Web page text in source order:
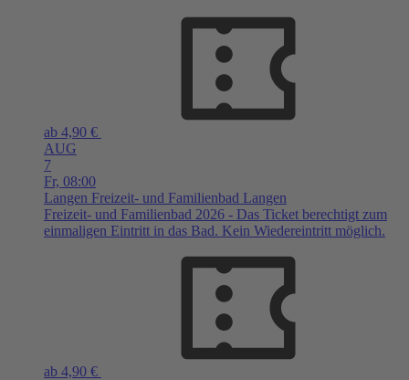
ab 4,90 €
AUG
7
Fr, 08:00
Langen Freizeit- und Familienbad Langen
Freizeit- und Familienbad 2026 - Das Ticket berechtigt zum
einmaligen Eintritt in das Bad. Kein Wiedereintritt möglich.
ab 4,90 €